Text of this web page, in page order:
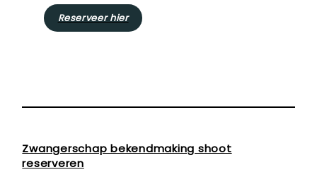
Reserveer hier
Zwangerschap bekendmaking shoot
reserveren